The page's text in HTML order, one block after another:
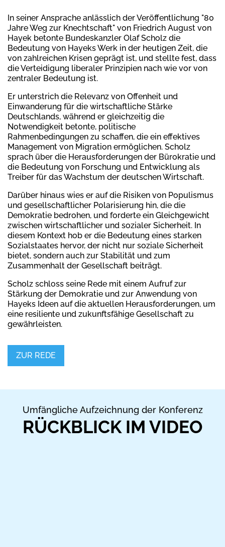
In seiner Ansprache anlässlich der Veröffentlichung "80
Jahre Weg zur Knechtschaft" von Friedrich August von
Hayek betonte Bundeskanzler Olaf Scholz die
Bedeutung von Hayeks Werk in der heutigen Zeit, die
von zahlreichen Krisen geprägt ist, und stellte fest, dass
die Verteidigung liberaler Prinzipien nach wie vor von
zentraler Bedeutung ist.
Er unterstrich die Relevanz von Offenheit und
Einwanderung für die wirtschaftliche Stärke
Deutschlands, während er gleichzeitig die
Notwendigkeit betonte, politische
Rahmenbedingungen zu schaffen, die ein effektives
Management von Migration ermöglichen. Scholz
sprach über die Herausforderungen der Bürokratie und
die Bedeutung von Forschung und Entwicklung als
Treiber für das Wachstum der deutschen Wirtschaft.
Darüber hinaus wies er auf die Risiken von Populismus
und gesellschaftlicher Polarisierung hin, die die
Demokratie bedrohen, und forderte ein Gleichgewicht
zwischen wirtschaftlicher und sozialer Sicherheit. In
diesem Kontext hob er die Bedeutung eines starken
Sozialstaates hervor, der nicht nur soziale Sicherheit
bietet, sondern auch zur Stabilität und zum
Zusammenhalt der Gesellschaft beiträgt.
Scholz schloss seine Rede mit einem Aufruf zur
Stärkung der Demokratie und zur Anwendung von
Hayeks Ideen auf die aktuellen Herausforderungen, um
eine resiliente und zukunftsfähige Gesellschaft zu
gewährleisten.
ZUR REDE
RÜCKBLICK IM VIDEO
Umfängliche Aufzeichnung der Konferenz